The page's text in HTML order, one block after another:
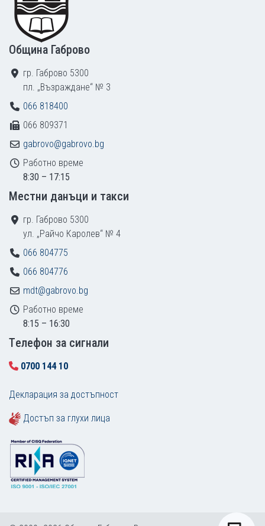
Община Габрово
гр. Габрово 5300
пл. „Възраждане“ № 3
066 818400
066 809371
gabrovo@gabrovo.bg
Работно време
8:30 – 17:15
Местни данъци и такси
гр. Габрово 5300
ул. „Райчо Каролев“ № 4
066 804775
066 804776
mdt@gabrovo.bg
Работно време
8:15 – 16:30
Tелефон за сигнали
0700 144 10
Декларация за достъпност
Достъп за глухи лица